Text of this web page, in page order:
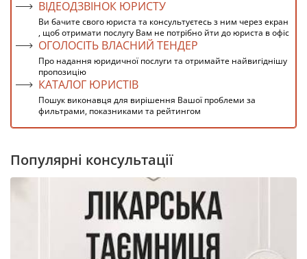
ВІДЕОДЗВІНОК ЮРИСТУ
Ви бачите свого юриста та консультуєтесь з ним через екран
, щоб отримати послугу Вам не потрібно йти до юриста в офіс
ОГОЛОСІТЬ ВЛАСНИЙ ТЕНДЕР
Про надання юридичної послуги та отримайте найвигіднішу
пропозицію
КАТАЛОГ ЮРИСТІВ
Пошук виконавця для вирішення Вашої проблеми за
фильтрами, показниками та рейтингом
Популярні консультації